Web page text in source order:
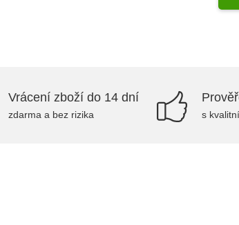
Vrácení zboží do 14 dní
zdarma a bez rizika s